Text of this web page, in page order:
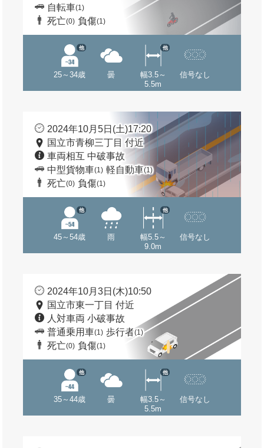
自転車(1)
死亡(0) 負傷(1)
25～34歳
他
曇
幅3.5～
5.5m
他
信号なし
2024年10月5日(土)17:20
国立市青柳三丁目 付近
車両相互 中破事故
中型貨物車(1) 軽自動車(1)
死亡(0) 負傷(1)
45～54歳
他
雨
幅5.5～
9.0m
他
信号なし
2024年10月3日(木)10:50
国立市東一丁目 付近
人対車両 小破事故
普通乗用車(1) 歩行者(1)
死亡(0) 負傷(1)
35～44歳
他
曇
幅3.5～
5.5m
他
信号なし